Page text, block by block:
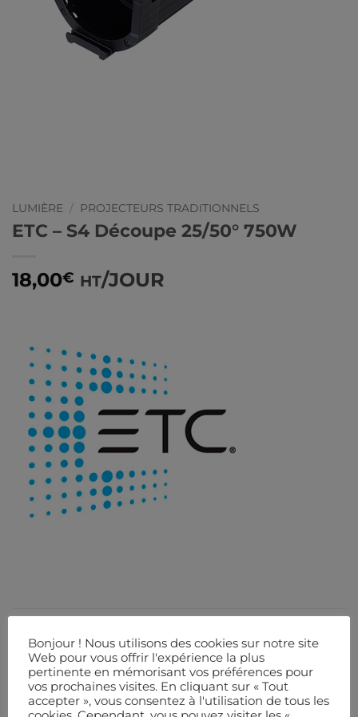
LUMIÈRE / PROJECTEURS TRADITIONNELS
ETC – S4 Découpe 25/50° 750W
18,00€ HT/JOUR
DESCRIPTION
PROPRIÉTÉS TECHNIQUES
Bonjour ! Nous utilisons des cookies sur notre site
Web pour vous offrir l'expérience la plus
pertinente en mémorisant vos préférences pour
vos prochaines visites. En cliquant sur « Tout
accepter », vous consentez à l'utilisation de tous les